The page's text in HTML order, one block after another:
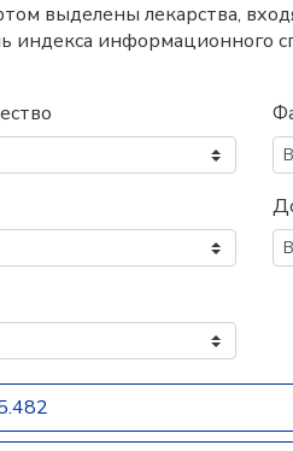
выделены лекарства,
индекса информационного